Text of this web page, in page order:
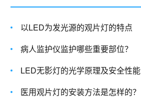
以LED为发光源的观片灯的特点
病人监护仪监护哪些重要部位？
LED无影灯的光学原理及安全性能
医用观片灯的安装方法是怎样的？